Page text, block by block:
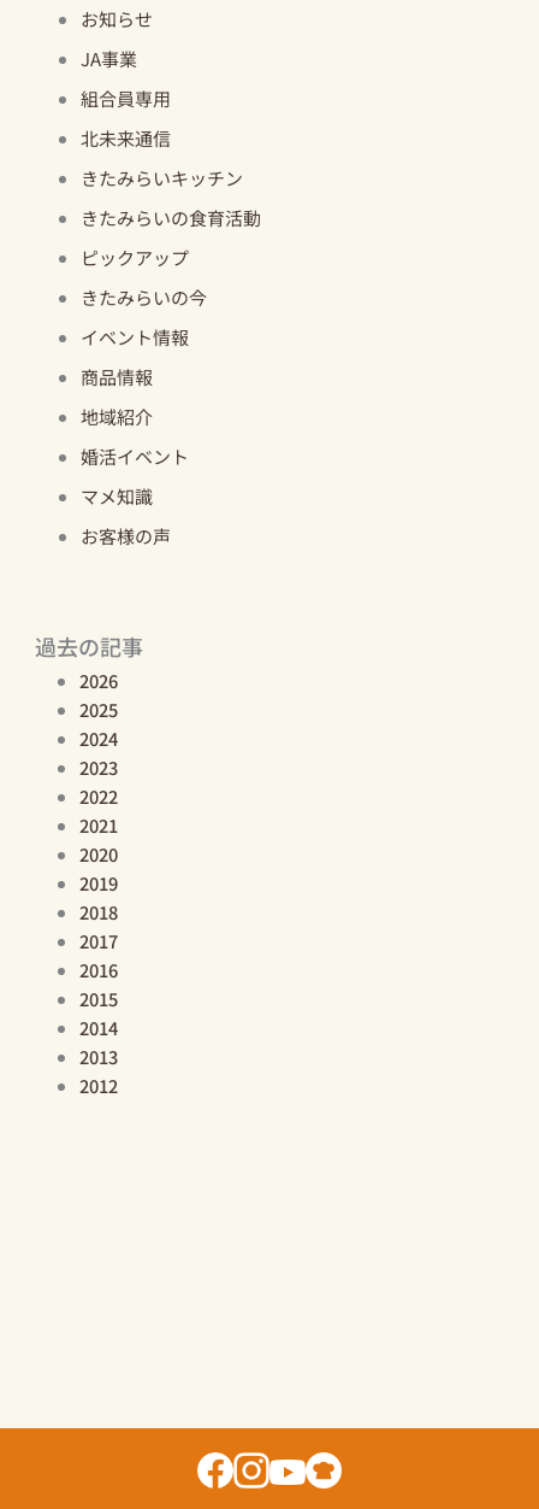
お知らせ
JA事業
組合員専用
北未来通信
きたみらいキッチン
きたみらいの食育活動
ピックアップ
きたみらいの今
イベント情報
商品情報
地域紹介
婚活イベント
マメ知識
お客様の声
過去の記事
2026
2025
2024
2023
2022
2021
2020
2019
2018
2017
2016
2015
2014
2013
2012